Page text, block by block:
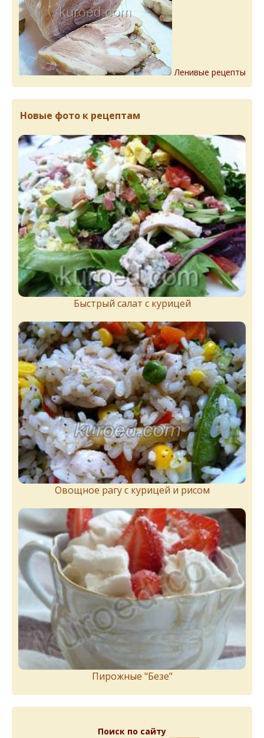
Ленивые рецепты
Новые фото к рецептам
Быстрый салат с курицей
Овощное рагу с курицей и рисом
Пирожныe "Бeзe"
Поиск по сайту